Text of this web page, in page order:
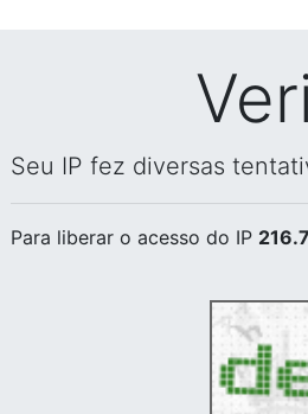
Seu IP fez diversas
Para liberar o acesso do IP